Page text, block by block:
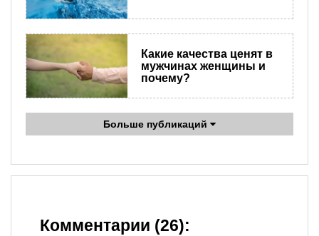
Какие качества ценят в
мужчинах женщины и
почему?
Больше публикаций
Комментарии (26):